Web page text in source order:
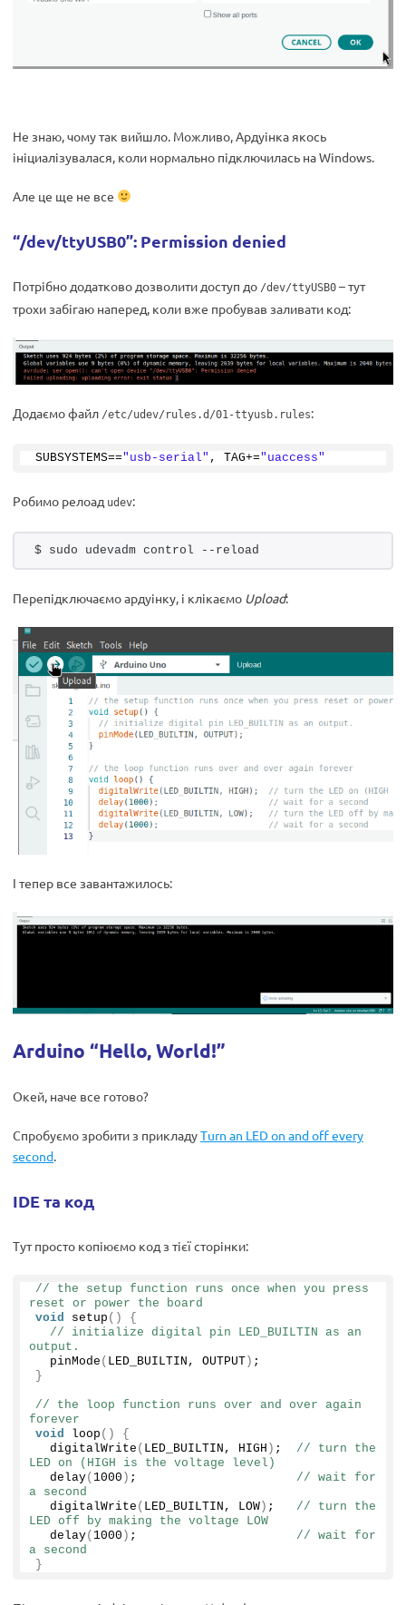
Не знаю, чому так вийшло. Можливо, Ардуінка якось
ініциалізувалася, коли нормально підключилась на Windows.
Але це ще не все
“/dev/ttyUSB0”: Permission denied
Потрібно додатково дозволити доступ до /dev/ttyUSB0 – тут
трохи забігаю наперед, коли вже пробував заливати код:
Додаємо файл /etc/udev/rules.d/01-ttyusb.rules:
SUBSYSTEMS=="usb-serial" , TAG+="uaccess"
Робимо релоад udev:
$ sudo udevadm control --reload
Перепідключаємо ардуінку, і клікаємо Upload:
І тепер все завантажилось:
Arduino “Hello, World!”
Окей, наче все готово?
Спробуємо зробити з прикладуTurn an LED on and off every
second.
IDE та код
Тут просто копіюємо код з тієї сторінки:
// the setup function runs once when you press
reset or power the board
void
setup ()
{
// initialize digital pin LED_BUILTIN as an
output.
pinMode ( LED_BUILTIN, OUTPUT ) ;
}
// the loop function runs over and over again
forever
void
loop ()
{
digitalWrite ( LED_BUILTIN, HIGH ) ; // turn the
LED on (HIGH is the voltage level)
delay( 1000 ) ; // wait for
a second
digitalWrite ( LED_BUILTIN, LOW ) ; // turn the
LED off by making the voltage LOW
delay( 1000 ) ; // wait for
a second
}